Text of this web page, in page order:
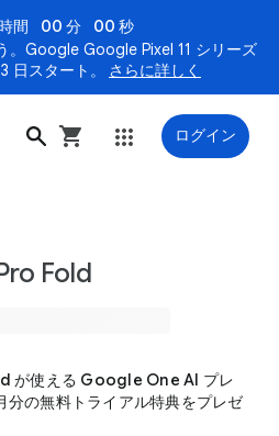
間 00 分
00 秒
。Google Google Pixel 11 シリーズ
日スタート。
さらに詳しく
ログイン
Fold
が使える Google One AI プレ
分の無料トライアル特典をプレゼ